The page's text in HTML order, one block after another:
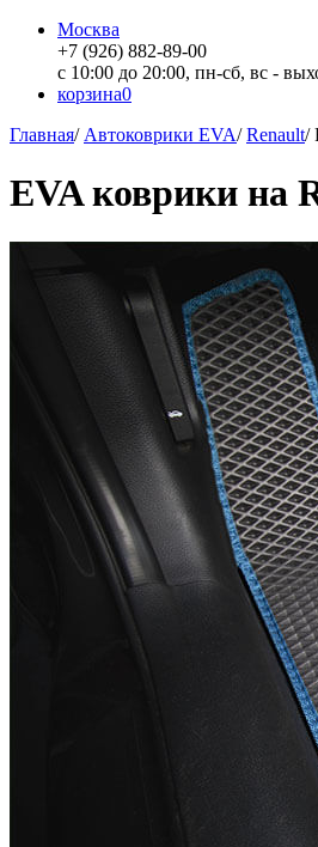
Москва
+7 (926) 882-89-00
с 10:00 до 20:00, пн-сб, вс -
корзина0
Главная/ Автоковрики EVA/Renault/
EVA коврики на